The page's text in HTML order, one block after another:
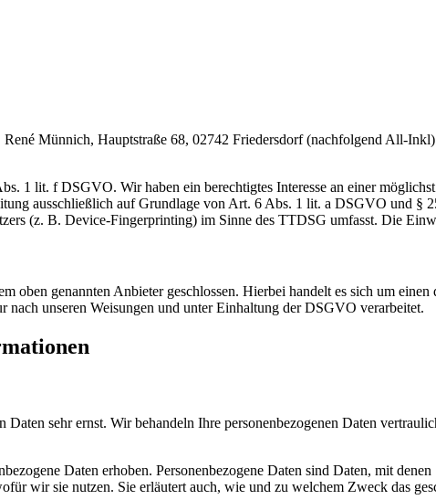
Münnich, Hauptstraße 68, 02742 Friedersdorf (nachfolgend All-
1 lit. f DSGVO. Wir haben ein berechtigtes Interesse an einer
ausschließlich auf Grundlage von Art. 6 Abs. 1 lit. a DSGVO und
(z. B. Device-Fingerprinting) im Sinne des TTDSG umfasst. Die
genannten Anbieter geschlossen. Hierbei handelt es sich um
nach unseren Weisungen und unter Einhaltung der DSGVO verarbeitet.
sehr ernst. Wir behandeln Ihre personenbezogenen Daten
Daten erhoben. Personenbezogene Daten sind Daten, mit
wir sie nutzen. Sie erläutert auch, wie und zu welchem Zweck das